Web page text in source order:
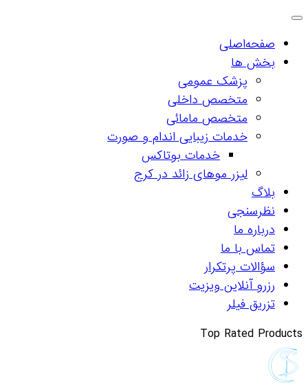
صفحه‌اصلی
بخش ها
پزشک عمومی
متخصص داخلی
متخصص مامائی
خدمات زیبایی اندام و صورت
خدمات بوتاکس
لیزر موهای زائد در کرج
بلاگ
نظرسنجی
درباره ما
تماس با ما
سؤالات پرتکرار
رزرو آنلاین ویزیت
تزریق فیلر
Top Rated Products